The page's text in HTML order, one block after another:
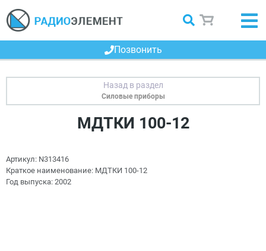
Позвонить
Силовые приборы
МДТКИ 100-12
Артикул: N313416
Краткое наименование: МДТКИ 100-12
Год выпуска: 2002